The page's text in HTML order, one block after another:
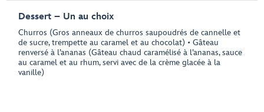
Dessert – Un au choix
Churros (Gros anneaux de churros saupoudrés de cannelle et
de sucre, trempette au caramel et au chocolat) • Gâteau
renversé à l’ananas (Gâteau chaud caramélisé à l’ananas, sauce
au caramel et au rhum, servi avec de la crème glacée à la
vanille)